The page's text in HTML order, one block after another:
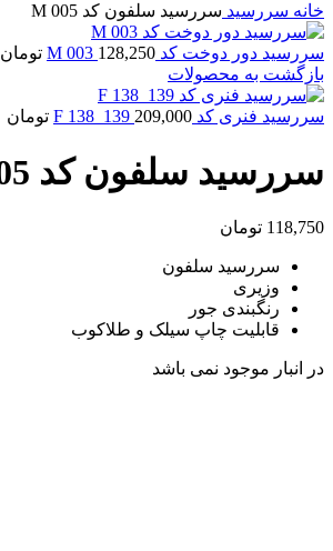
خانه سررسید سررسید سلفون کد M 005
سررسید دور دوخت کد M 003 128,250
تومان
بازگشت به محصولات
سررسید فنری کد F 138_139 209,000 تومان
سررسید سلفون کد M 005
118,750 تومان
سررسید سلفون
وزیری
رنگبندی جور
قابلیت چاپ سیلک و طلاکوب
در انبار موجود نمی باشد